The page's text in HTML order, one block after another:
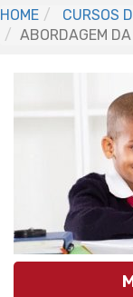
HOME
CURSOS
ABORDAGEM